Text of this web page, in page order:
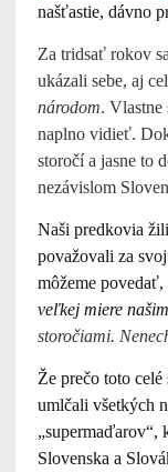
našťastie, dávno
Za tridsať rokov
ukázali sebe, aj
národom.
naplno vidieť.
storočí a jasne to
nezávislom
Naši predkovia
považovali za
môžeme povedať,
veľkej miere
storočiami.
Že prečo toto
umlčali všetkých
„supermaďarov“,
Slovenska a